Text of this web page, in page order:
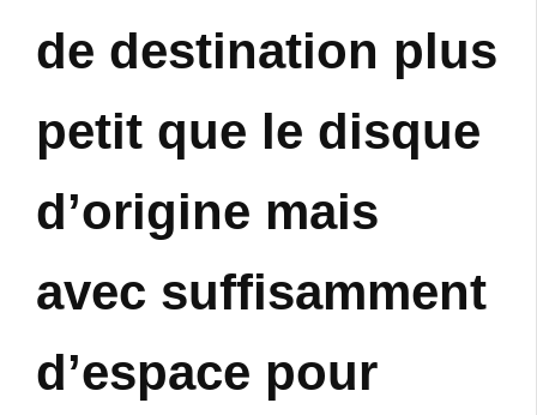
de destination plus
petit que le disque
d’origine mais
avec suffisamment
d’espace pour